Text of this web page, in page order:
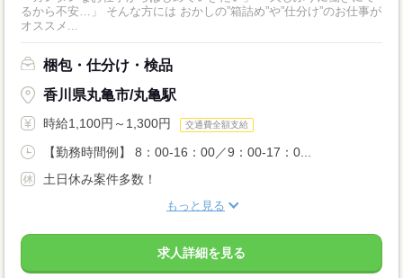
るから不安…」 そんな方には おかしの”箱詰め”や”仕分け”のお仕事が
オススメ...
梱包・仕分け・検品
香川県丸亀市/丸亀駅
時給1,100円～1,300円 交通費全額支給
【勤務時間例】 8：00-16：00／9：00-17：0...
土日休み案件多数！
もっと見る
求人詳細を見る